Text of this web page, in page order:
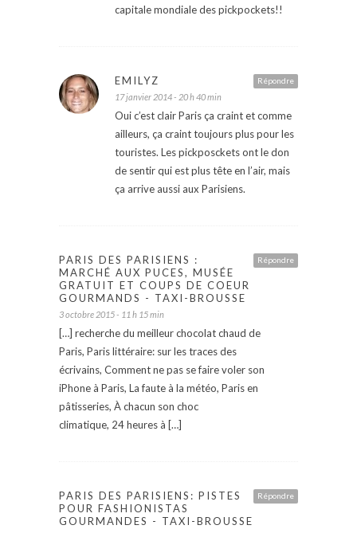
capitale mondiale des pickpockets!!
Répondre
EMILYZ
17 janvier 2014 - 20 h 40 min
Oui c’est clair Paris ça craint et comme
ailleurs, ça craint toujours plus pour les
touristes. Les pickposckets ont le don
de sentir qui est plus tête en l’air, mais
ça arrive aussi aux Parisiens.
Répondre
PARIS DES PARISIENS :
MARCHÉ AUX PUCES, MUSÉE
GRATUIT ET COUPS DE COEUR
GOURMANDS - TAXI-BROUSSE
3 octobre 2015 - 11 h 15 min
[…] recherche du meilleur chocolat chaud de
Paris, Paris littéraire: sur les traces des
écrivains, Comment ne pas se faire voler son
iPhone à Paris, La faute à la météo, Paris en
pâtisseries, À chacun son choc
climatique, 24 heures à […]
Répondre
PARIS DES PARISIENS: PISTES
POUR FASHIONISTAS
GOURMANDES - TAXI-BROUSSE